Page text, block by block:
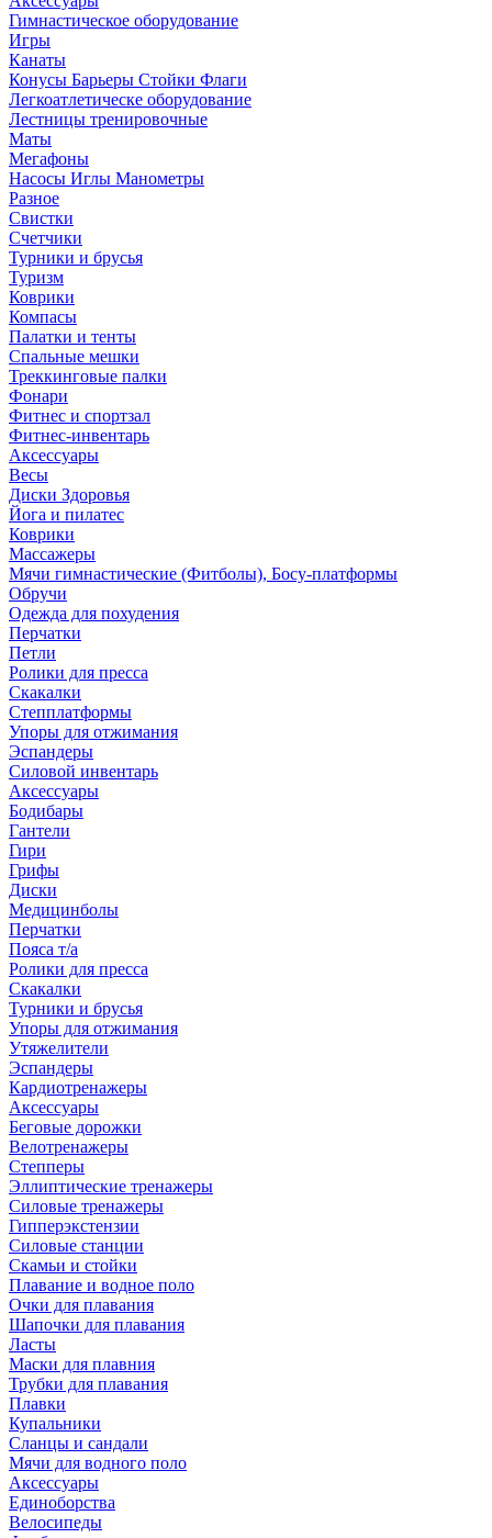
Гимнастическое оборудование
Игры
Канаты
Конусы Барьеры Стойки Флаги
Легкоатлетическе оборудование
Лестницы тренировочные
Маты
Мегафоны
Насосы Иглы Манометры
Разное
Свистки
Счетчики
Турники и брусья
Туризм
Коврики
Компасы
Палатки и тенты
Спальные мешки
Треккинговые палки
Фонари
Фитнес и спортзал
Фитнес-инвентарь
Аксессуары
Весы
Диски Здоровья
Йога и пилатес
Коврики
Массажеры
Мячи гимнастические (Фитболы), Босу-платформы
Обручи
Одежда для похудения
Перчатки
Петли
Ролики для пресса
Скакалки
Степплатформы
Упоры для отжимания
Эспандеры
Силовой инвентарь
Аксессуары
Бодибары
Гантели
Гири
Грифы
Диски
Медицинболы
Перчатки
Пояса т/а
Ролики для пресса
Скакалки
Турники и брусья
Упоры для отжимания
Утяжелители
Эспандеры
Кардиотренажеры
Аксессуары
Беговые дорожки
Велотренажеры
Степперы
Эллиптические тренажеры
Силовые тренажеры
Гипперэкстензии
Силовые станции
Скамьи и стойки
Плавание и водное поло
Очки для плавания
Шапочки для плавания
Ласты
Маски для плавния
Трубки для плавания
Плавки
Купальники
Сланцы и сандали
Мячи для водного поло
Аксессуары
Единоборства
Велосипеды